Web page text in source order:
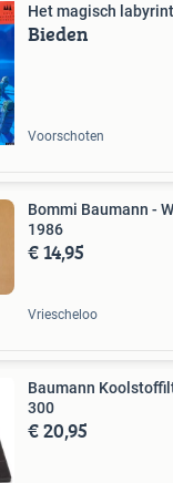
Het magisch labyrint
Bieden
Voorschoten
Bommi Baumann -
1986
€ 14,95
Vriescheloo
Baumann
300
€ 20,95